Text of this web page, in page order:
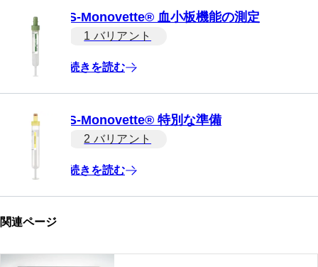
S-Monovette® 血小板機能の測定
1 バリアント
続きを読む
S-Monovette® 特別な準備
2 バリアント
続きを読む
関連ページ